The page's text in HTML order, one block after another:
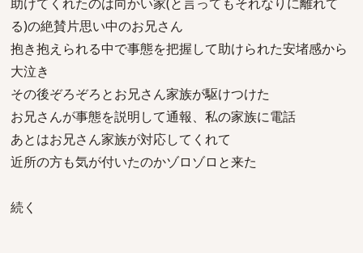
る)の絶賛片思い中のお兄さん
抱き抱えられる中で事態を把握して助けられた安堵感から
大泣き
その後ぞろぞろとお兄さん家族が駆けつけた
お兄さんが事態を説明して通報、私の家族に電話
あとはお兄さん家族が対応してくれて
近所の方も気が付いたのかゾロゾロと来た
続く